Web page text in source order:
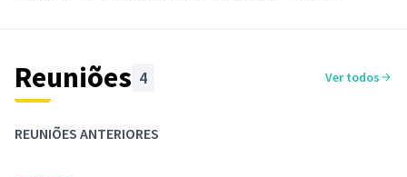
Reuniões 4 Ver todos
REUNIÕES ANTERIORES